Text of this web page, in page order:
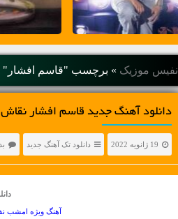
نفیس موزیک » برچسب "قاسم افشار"
دانلود آهنگ جديد قاسم افشار
19 ژانویه 2022 دانلود تک آهنگ جدید
آهنگ ویژه امشب